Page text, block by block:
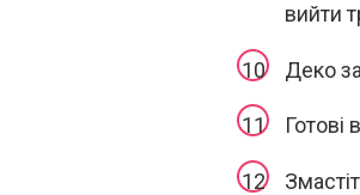
вийти
Деко
Готові